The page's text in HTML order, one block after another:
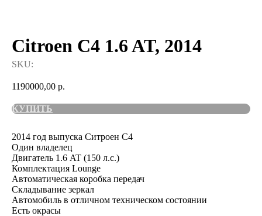
Citroen C4 1.6 AT, 2014
SKU:
1190000,00 р.
КУПИТЬ
2014 год выпуска Ситроен С4
Один владелец
Двигатель 1.6 AT (150 л.с.)
Комплектация Lounge
Автоматическая коробка передач
Складывание зеркал
Автомобиль в отличном техническом состоянии
Есть окрасы